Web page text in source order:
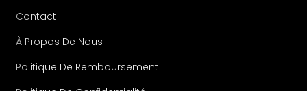
Contact
À Propos De Nous
Politique De Remboursement